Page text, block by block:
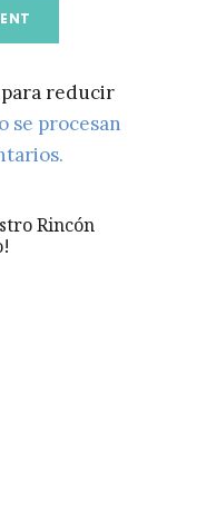
reducir
se procesan
Rincón